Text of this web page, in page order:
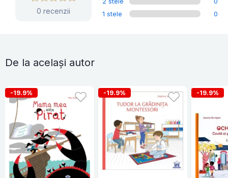
0 recenzii
1 stele
0
De la același autor
-19.9% -19.9% -19.9%